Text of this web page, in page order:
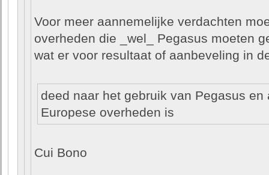
Voor meer aannemelijke verdachten
overheden die _wel_ Pegasus moeten
wat er voor resultaat of aanbeveling in
deed naar het gebruik van Pegasus en
Europese overheden is
Cui Bono